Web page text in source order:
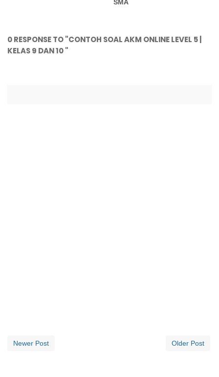
SMA
0 RESPONSE TO "CONTOH SOAL AKM ONLINE LEVEL 5 |
KELAS 9 DAN 10 "
Newer Post Older Post